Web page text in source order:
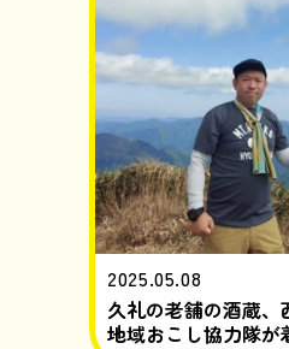
2025.05.08
久礼の老舗の酒蔵、
地域おこし協力隊が